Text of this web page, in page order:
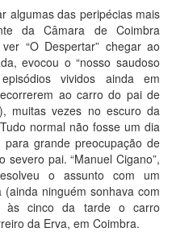
algumas das peripécias mais
da Câmara de Coimbra
“O Despertar” chegar ao
evocou o “nosso saudoso
vividos ainda em
ao carro do pai de
muitas vezes no escuro da
normal não fosse um dia
grande preocupação de
pai. “Manuel Cigano”,
o assunto com um
ninguém sonhava com
às cinco da tarde o carro
da Erva, em Coimbra.